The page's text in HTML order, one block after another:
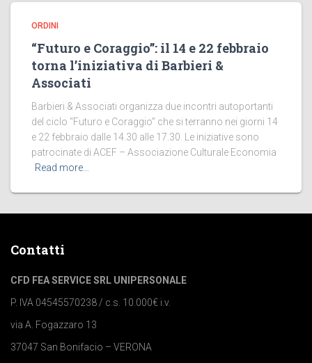
ORDINI
“Futuro e Coraggio”: il 14 e 22 febbraio
torna l’iniziativa di Barbieri &
Associati
Barbieri & Associati organizza due incontri autoportanti
del ciclo “Futuro e Coraggio” che si terranno nei giorni 14
e 22 febbraio dalle 14.30 alle 17.30. Le iniziative sono
patrocinate di ACEF – Associazione Culturale Economia
Read more…
Contatti
CFD FEA SERVICE SRL UNIPERSONALE
P. IVA 04545570238 / c.s. 10.000€ i.v.
via A. Fogazzaro 13
37047 San Bonifacio – VERONA